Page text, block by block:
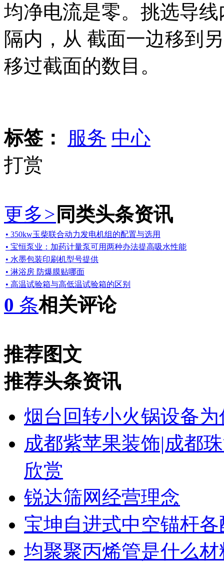
均净电流是零。挑选导
隔内，从 截面一边移到
移过截面的数目。
标签： 服务 中心
打赏
更多> 同类头条资讯
• 350kw玉柴联合动力发电机组的配置与选用
• 宝恒泵业：加药计量泵可用两种办法提高吸水性能
• 水墨包装印刷机型号提供
• 淋浴房 防爆膜贴哪面
• 高温试验箱与高低温试验箱的区别
0 条相关评论
推荐图文
推荐头条资讯
烟台回转小火锅设备
成都紫苹果装饰|成都
欣赏
锐达筛网经营理念
宝坤自进式中空锚杆
均聚聚丙烯管是什么材